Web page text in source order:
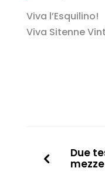
Viva l’Esquilino!
Viva Sitenne
Due